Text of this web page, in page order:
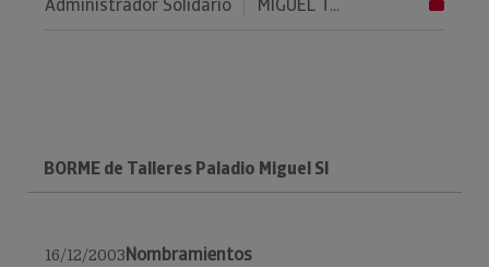
Administrador Solidario MIGUEL T...
BORME de Talleres Paladio Miguel Sl
16/12/2003Nombramientos